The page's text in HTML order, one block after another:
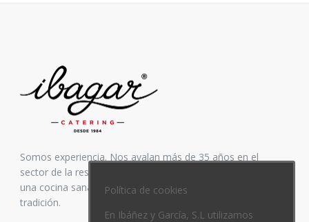
Somos experiencia. Nos avalan más de 35 años en el
sector de la restauración. Inspirados siempre en elaborar
una cocina sana y equilibrada, mezcla de vanguardia y
tradición.
Política de cookies
En Ibáñez y García, S.L utilizamos